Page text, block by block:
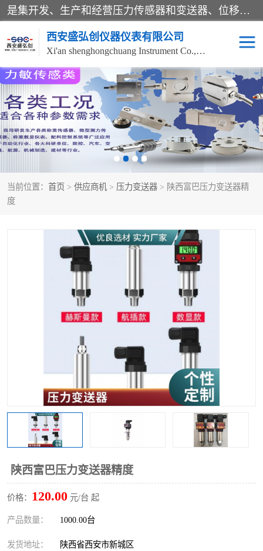
是集开发、生产和经营压力传感器和变送器、位移传感器和变送器、流量传感器和变送器、称重传感器和变送器、测力传感器和变送器、温湿度传感器和变送器、扭矩传感器、智能数显控制仪表等产品的化高新技术企业。
西安盛弘创仪器仪表有限公司
Xi'an shenghongchuang Instrument Co., Ltd
当前位置： 首页 > 供应商机 > 压力变送器 > 陕西富巴压力变送器精
度
陕西富巴压力变送器精度
价格： 120.00 元/台 起
产品数量： 1000.00台
发货地址： 陕西省西安市新城区
称重传感器 超声波流量计
压力变送器 通用型压力变送器
流量计
位移传感器 差压变送器